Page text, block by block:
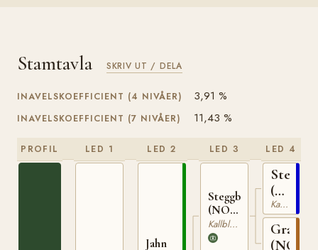
Stamtavla SKRIV UT / DELA
INAVELSKOEFFICIENT (4 NIVÅER) 3,91 %
INAVELSKOEFFICIENT (7 NIVÅER) 11,43 %
PROFIL LED 1 LED 2
Jahn
LED 3
Steggbest
(NO)
T-233Kallblodig Travare
LED 4
Stegg
(NO)
T-
169
Kallblodig Travare
Grasiös
(NO)